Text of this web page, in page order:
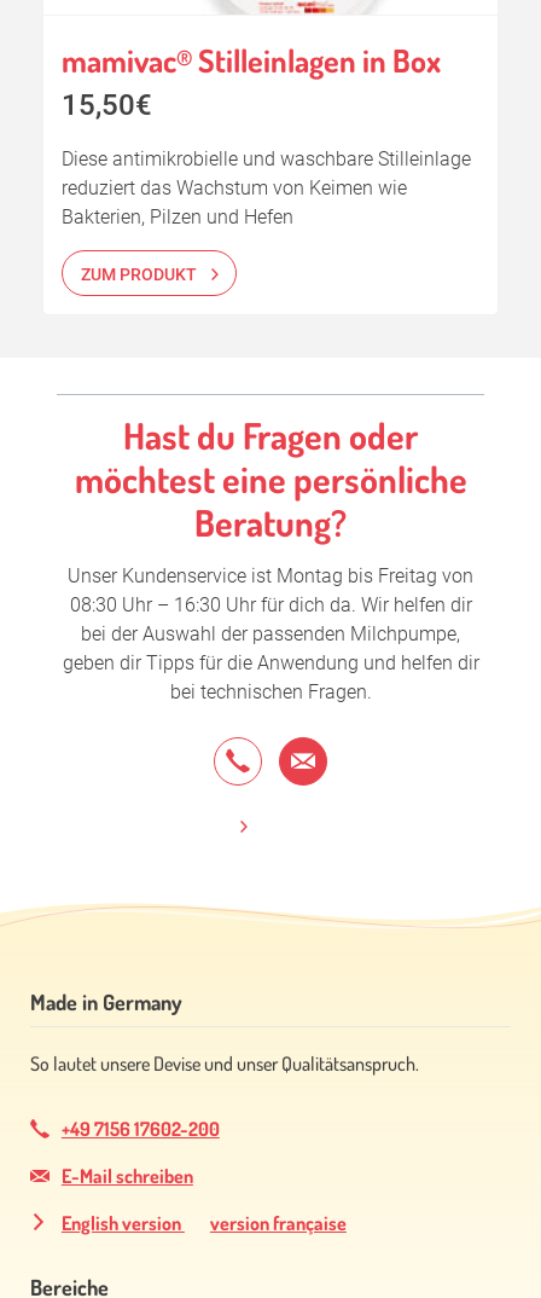
mamivac®Stilleinlagen in Box
15,50€
Diese antimikrobielle und waschbare Stilleinlage
reduziert das Wachstum von Keimen wie
Bakterien, Pilzen und Hefen
ZUM PRODUKT
Hast du Fragen oder
möchtest eine persönliche
Beratung?
Unser Kundenservice ist Montag bis Freitag von
08:30 Uhr – 16:30 Uhr für dich da. Wir helfen dir
bei der Auswahl der passenden Milchpumpe,
geben dir Tipps für die Anwendung und helfen dir
bei technischen Fragen.
Made in Germany
So lautet unsere Devise und unser Qualitätsanspruch.
+49 7156 17602-200
E-Mail schreiben
English version
version française
Bereiche